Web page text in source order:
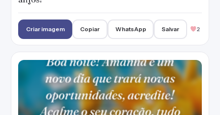
Criar imagem Copiar WhatsApp Salvar 2